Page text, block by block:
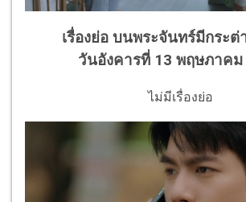
เรื่องย่อ บนพระจันทร์มีกระต่
วันอังคารที่ 13 พฤษภาคม
ไม่มีเรื่องย่อ